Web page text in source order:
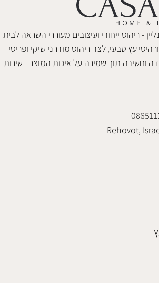
- ריהוט ייחודי ועיצובים מעוררי השראה לבית
עץ טבעי, לצד ריהוט מודרני שיקי ופריטי
וחשיבה תוך שמירה על איכות המוצר - שירות